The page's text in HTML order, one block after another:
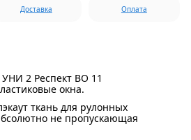
Доставка Оплата
2 Респект BO 11
окна.
ткань для рулонных
не пропускающая